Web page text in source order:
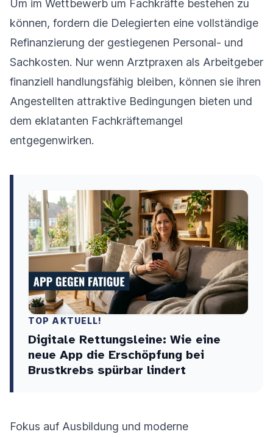
Um im Wettbewerb um Fachkräfte bestehen zu
können, fordern die Delegierten eine vollständige
Refinanzierung der gestiegenen Personal- und
Sachkosten. Nur wenn Arztpraxen als Arbeitgeber
finanziell handlungsfähig bleiben, können sie ihren
Angestellten attraktive Bedingungen bieten und
dem eklatanten Fachkräftemangel
entgegenwirken.
TOP AKTUELL!
Digitale Rettungsleine: Wie eine
neue App die Erschöpfung bei
Brustkrebs spürbar lindert
Fokus auf Ausbildung und moderne